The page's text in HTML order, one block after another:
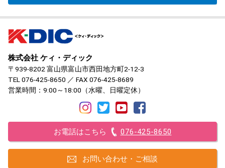
株式会社 ケィ・ディック
〒939-8202 富山県富山市西田地方町2-12-3
TEL 076-425-8650 ／ FAX 076-425-8689
営業時間：9:00～18:00（水曜、日曜定休）
お電話はこちら 076-425-8650
お問い合わせ・ご相談